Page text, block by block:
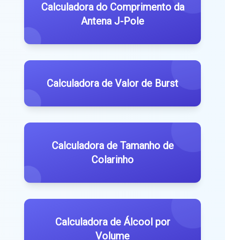
Calculadora do Comprimento da
Antena J-Pole
Calculadora de Valor de Burst
Calculadora de Tamanho de
Colarinho
Calculadora de Álcool por
Volume